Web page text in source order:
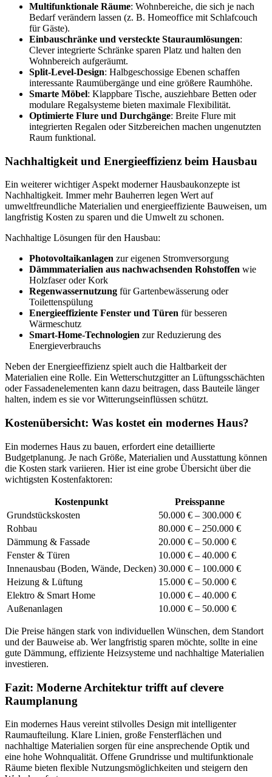
Multifunktionale Räume: Wohnbereiche, die sich je nach
Bedarf verändern lassen (z. B. Homeoffice mit Schlafcouch
für Gäste).
Einbauschränke und versteckte Stauraumlösungen:
Clever integrierte Schränke sparen Platz und halten den
Wohnbereich aufgeräumt.
Split-Level-Design: Halbgeschossige Ebenen schaffen
interessante Raumübergänge und eine größere Raumhöhe.
Smarte Möbel: Klappbare Tische, ausziehbare Betten oder
modulare Regalsysteme bieten maximale Flexibilität.
Optimierte Flure und Durchgänge: Breite Flure mit
integrierten Regalen oder Sitzbereichen machen ungenutzten
Raum funktional.
Nachhaltigkeit und Energieeffizienz beim Hausbau
Ein weiterer wichtiger Aspekt moderner Hausbaukonzepte ist
Nachhaltigkeit. Immer mehr Bauherren legen Wert auf
umweltfreundliche Materialien und energieeffiziente Bauweisen, um
langfristig Kosten zu sparen und die Umwelt zu schonen.
Nachhaltige Lösungen für den Hausbau:
Photovoltaikanlagen zur eigenen Stromversorgung
Dämmmaterialien aus nachwachsenden Rohstoffen wie
Holzfaser oder Kork
Regenwassernutzung für Gartenbewässerung oder
Toilettenspülung
Energieeffiziente Fenster und Türen für besseren
Wärmeschutz
Smart-Home-Technologien zur Reduzierung des
Energieverbrauchs
Neben der Energieeffizienz spielt auch die Haltbarkeit der
Materialien eine Rolle. Ein Wetterschutzgitter an Lüftungsschächten
oder Fassadenelementen kann dazu beitragen, dass Bauteile länger
halten, indem es sie vor Witterungseinflüssen schützt.
Kostenübersicht: Was kostet ein modernes Haus?
Ein modernes Haus zu bauen, erfordert eine detaillierte
Budgetplanung. Je nach Größe, Materialien und Ausstattung können
die Kosten stark variieren. Hier ist eine grobe Übersicht über die
wichtigsten Kostenfaktoren:
Kostenpunkt
Preisspanne
Grundstückskosten
50.000 € – 300.000 €
Rohbau
80.000 € – 250.000 €
Dämmung & Fassade
20.000 € – 50.000 €
Fenster & Türen
10.000 € – 40.000 €
Innenausbau (Boden, Wände, Decken) 30.000 € – 100.000 €
Heizung & Lüftung
15.000 € – 50.000 €
Elektro & Smart Home
10.000 € – 40.000 €
Außenanlagen
10.000 € – 50.000 €
Die Preise hängen stark von individuellen Wünschen, dem Standort
und der Bauweise ab. Wer langfristig sparen möchte, sollte in eine
gute Dämmung, effiziente Heizsysteme und nachhaltige Materialien
investieren.
Fazit: Moderne Architektur trifft auf clevere
Raumplanung
Ein modernes Haus vereint stilvolles Design mit intelligenter
Raumaufteilung. Klare Linien, große Fensterflächen und
nachhaltige Materialien sorgen für eine ansprechende Optik und
eine hohe Wohnqualität. Offene Grundrisse und multifunktionale
Räume bieten flexible Nutzungsmöglichkeiten und steigern den